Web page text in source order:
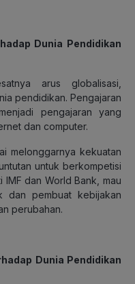
Dunia Pendidikan
arus globalisasi,
pendidikan. Pengajaran
pengajaran yang
dan computer.
melonggarnya kekuatan
untuk berkompetisi
dan World Bank, mau
dan pembuat kebijakan
perubahan.
Dunia Pendidikan